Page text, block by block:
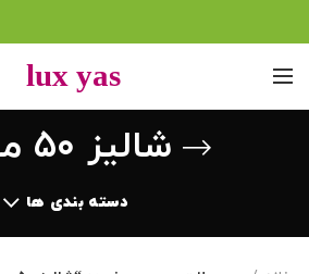
شالیز ۵۰ میل
دسته بندی ها